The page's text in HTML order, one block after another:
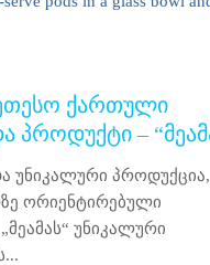
ᲥᲐᲠᲗᲣᲚᲘ
ᲞᲠᲝᲓᲣᲥᲢᲘ –
უნიკალური პროდუქცია,
ორიენტირებული
უნიკალური